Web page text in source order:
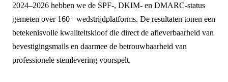
2024–2026 hebben we de SPF-, DKIM- en DMARC-status
gemeten over 160+ wedstrijdplatforms. De resultaten tonen een
betekenisvolle kwaliteitskloof die direct de afleverbaarheid van
bevestigingsmails en daarmee de betrouwbaarheid van
professionele stemlevering voorspelt.